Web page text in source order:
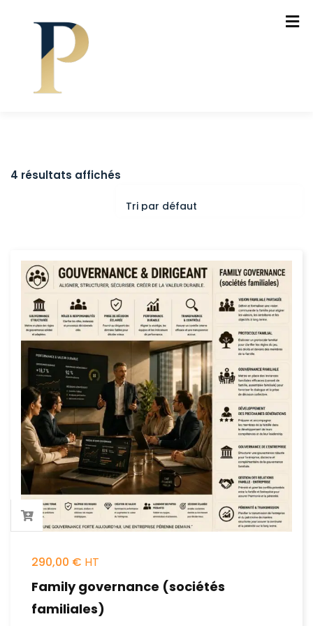
4 résultats affichés
290,00 €
Family governance (sociétés
familiales)